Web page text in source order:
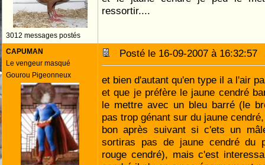
3012 messages postés
ressortir....
CAPUMAN
Le vengeur masqué
Gourou Pigeonneux
Posté le 16-09-2007 à
et bien d'autant qu'en type il a l'air
et que je préfère le jaune cendré
le mettre avec un bleu barré (le
pas trop génant sur du jaune
bon après suivant si c'ets un
sortiras pas de jaune cendré du
rouge cendré), mais c'est